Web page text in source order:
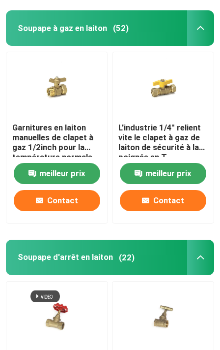
Soupape à gaz en laiton (52)
Garnitures en laiton
manuelles de clapet à
gaz 1/2inch pour la
température normale
meilleur prix
Contact
L'industrie 1/4" relient
vite le clapet à gaz de
laiton de sécurité à la
poignée en T
meilleur prix
Contact
Soupape d'arrêt en laiton (22)